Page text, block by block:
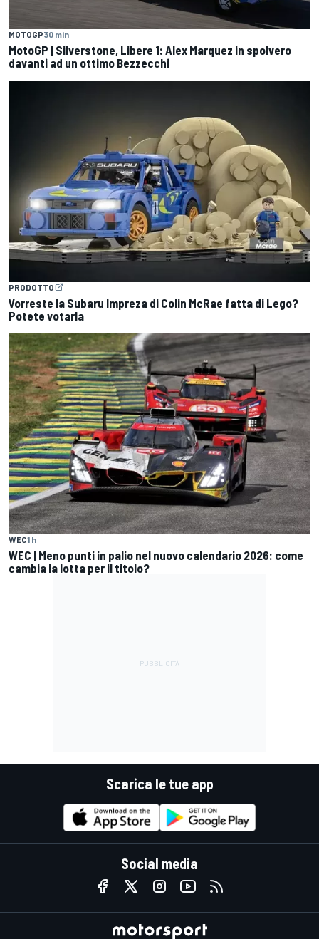
MOTOGP30 min
MotoGP | Silverstone, Libere 1: Alex Marquez in spolvero
davanti ad un ottimo Bezzecchi
PRODOTTO
Vorreste la Subaru Impreza di Colin McRae fatta di Lego?
Potete votarla
WEC1 h
WEC | Meno punti in palio nel nuovo calendario 2026: come
cambia la lotta per il titolo?
Scarica le tue app
Social media